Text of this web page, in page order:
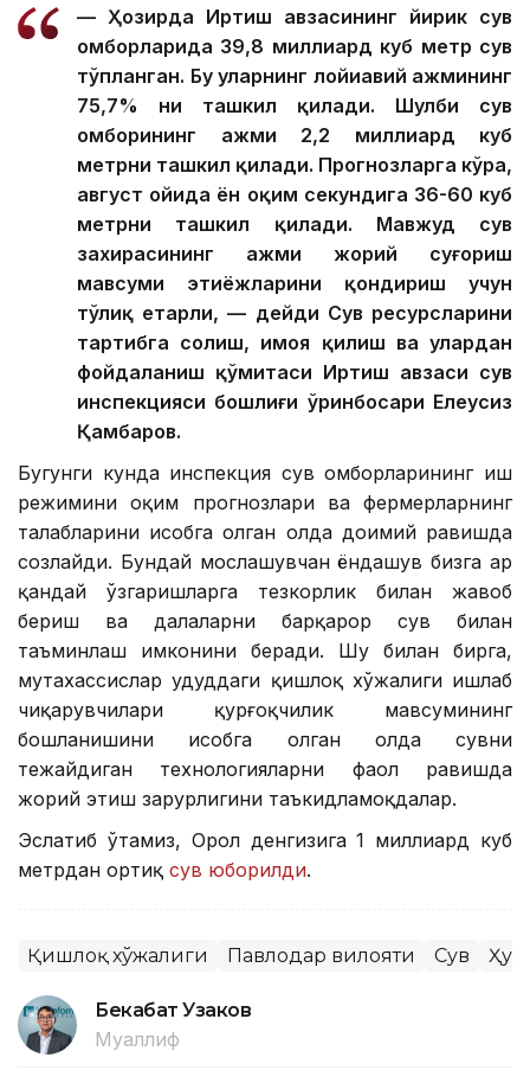
— Ҳозирда Иртиш ҳавзасининг йирик сув
омборларида 39,8 миллиард куб метр сув
тўпланган. Бу уларнинг лойиҳавий ҳажмининг
75,7% ни ташкил қилади. Шулби сув
омборининг ҳажми 2,2 миллиард куб
метрни ташкил қилади. Прогнозларга кўра,
август ойида ён оқим секундига 36-60 куб
метрни ташкил қилади. Мавжуд сув
захирасининг ҳажми жорий суғориш
мавсуми эҳтиёжларини қондириш учун
тўлиқ етарли, — дейди Сув ресурсларини
тартибга солиш, ҳимоя қилиш ва улардан
фойдаланиш қўмитаси Иртиш ҳавзаси сув
инспекцияси бошлиғи ўринбосари Елеусиз
Қамбаров.
Бугунги кунда инспекция сув омборларининг иш
режимини оқим прогнозлари ва фермерларнинг
талабларини ҳисобга олган ҳолда доимий равишда
созлайди. Бундай мослашувчан ёндашув бизга ҳар
қандай ўзгаришларга тезкорлик билан жавоб
бериш ва далаларни барқарор сув билан
таъминлаш имконини беради. Шу билан бирга,
мутахассислар ҳудуддаги қишлоқ хўжалиги ишлаб
чиқарувчилари қурғоқчилик мавсумининг
бошланишини ҳисобга олган ҳолда сувни
тежайдиган технологияларни фаол равишда
жорий этиш зарурлигини таъкидламоқдалар.
Эслатиб ўтамиз, Орол денгизига 1 миллиард куб
метрдан ортиқ сув юборилди.
Қишлоқ хўжалиги Павлодар вилояти Сув
Бекабат Узаков
Муаллиф